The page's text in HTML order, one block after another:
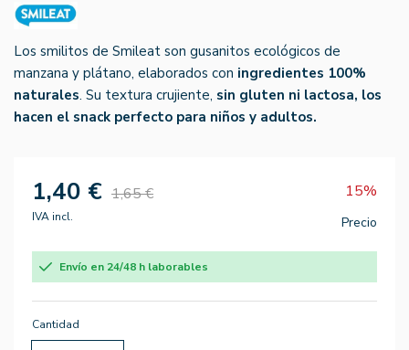
Los smilitos de Smileat son gusanitos ecológicos de
manzana y plátano, elaborados con ingredientes 100%
naturales. Su textura crujiente, sin gluten ni lactosa, los
hacen el snack perfecto para niños y adultos.
1,40 € 1,65 € 15%
IVA incl. Precio
Envío en 24/48 h laborables
Cantidad